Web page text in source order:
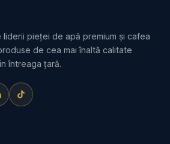
liderii pieței de apă premium și cafea
de cea mai înaltă calitate
întreaga țară.